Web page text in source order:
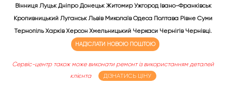
Вінниця Луцьк Дніпро Донецьк Житомир Ужгород Івано-Франківськ
Кропивницький Луганськ Львів Миколаїв Одеса Полтава Рівне Суми
Тернопіль Харків Херсон Хмельницький Черкаси Чернігів Чернівці.
НАДІСЛАТИ НОВОЮ ПОШТОЮ
Сервіс-центр також може виконати ремонт із використанням деталей
клієнта
ДІЗНАТИСЬ ЦІНУ